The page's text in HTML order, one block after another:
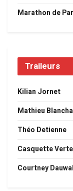
Marathon de
Traileurs
Kilian Jornet
Mathieu
Théo Detienne
Casquette Verte
Courtney